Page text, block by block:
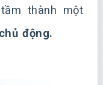
thành một
động.